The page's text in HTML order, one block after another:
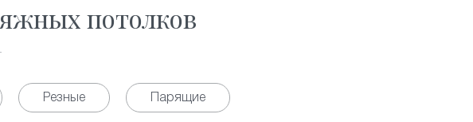
потолков
Резные Парящие